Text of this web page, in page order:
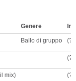
Genere
Ballo di gruppo (?)
(?)
mix) (?)